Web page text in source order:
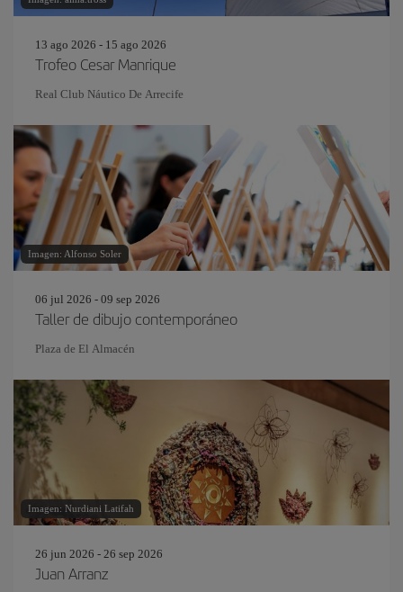
13 ago 2026 - 15 ago 2026
Trofeo Cesar Manrique
Real Club Náutico De Arrecife
Imagen: Alfonso Soler
06 jul 2026 - 09 sep 2026
Taller de dibujo contemporáneo
Plaza de El Almacén
Imagen: Nurdiani Latifah
26 jun 2026 - 26 sep 2026
Juan Arranz